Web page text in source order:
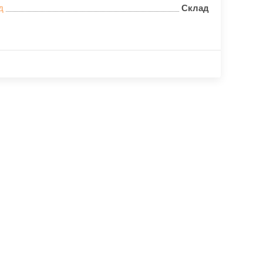
Склад